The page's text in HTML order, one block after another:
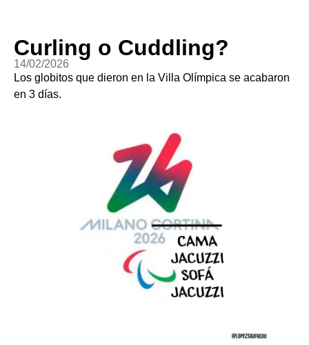
Curling o Cuddling?
14/02/2026
Los globitos que dieron en la Villa Olímpica se acabaron
en 3 días.